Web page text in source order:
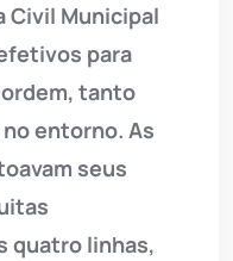
Civil Municipal
para
tanto
entorno. As
seus
quatro linhas,